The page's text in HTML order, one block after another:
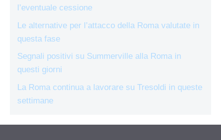
l’eventuale cessione
Le alternative per l’attacco della Roma valutate in
questa fase
Segnali positivi su Summerville alla Roma in
questi giorni
La Roma continua a lavorare su Tresoldi in queste
settimane